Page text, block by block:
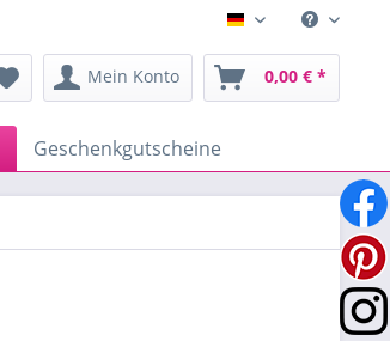
Deutsch
Mein Konto 0,00 € *
Geschenkgutscheine